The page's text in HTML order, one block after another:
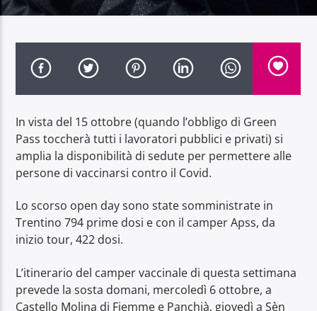
Radio Dolomiti
In vista del 15 ottobre (quando l’obbligo di Green
Pass toccherà tutti i lavoratori pubblici e privati) si
amplia la disponibilità di sedute per permettere alle
persone di vaccinarsi contro il Covid.
Lo scorso open day sono state somministrate in
Trentino 794 prime dosi e con il camper Apss, da
inizio tour, 422 dosi.
L’itinerario del camper vaccinale di questa settimana
prevede la sosta domani, mercoledì 6 ottobre, a
Castello Molina di Fiemme e Panchià, giovedì a Sèn